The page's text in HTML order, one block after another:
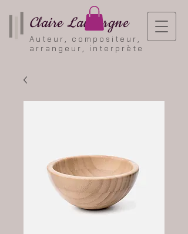
Claire Lauvergne
Auteur, compositeur,
arrangeur, interprète